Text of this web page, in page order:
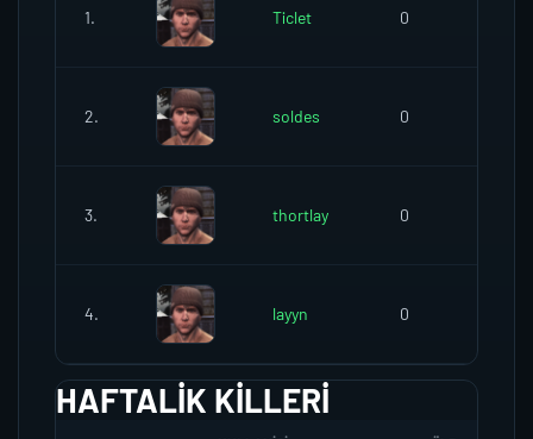
1. Ticlet 0
2. soldes 0
3. thortlay 0
4. layyn 0
HAFTALIK KILLERI